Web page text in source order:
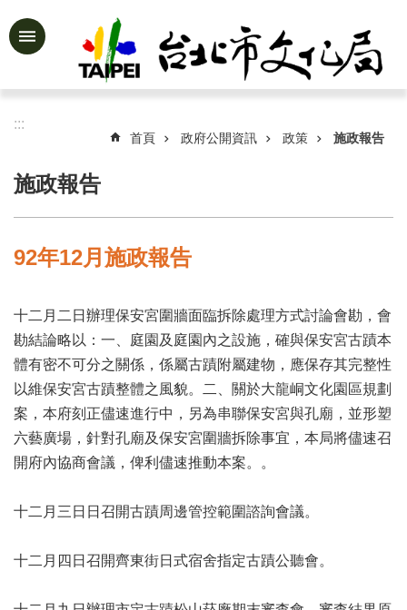
跳到主要內容區塊
進
告
訊
識
文
化
局
業
務
目
臺
文
間
:::
首頁 政府公開資訊 政策 施政報告
施政報告
92年12月施政報告
十二月二日辦理保安宮圍牆面臨拆除處理方式討論會勘，會
勘結論略以：一、庭園及庭園內之設施，確與保安宮古蹟本
體有密不可分之關係，係屬古蹟附屬建物，應保存其完整性
以維保安宮古蹟整體之風貌。二、關於大龍峒文化園區規劃
案，本府刻正儘速進行中，另為串聯保安宮與孔廟，並形塑
六藝廣場，針對孔廟及保安宮圍牆拆除事宜，本局將儘速召
開府內協商會議，俾利儘速推動本案。。
十二月三日日召開古蹟周邊管控範圍諮詢會議。
十二月四日召開齊東街日式宿舍指定古蹟公聽會。